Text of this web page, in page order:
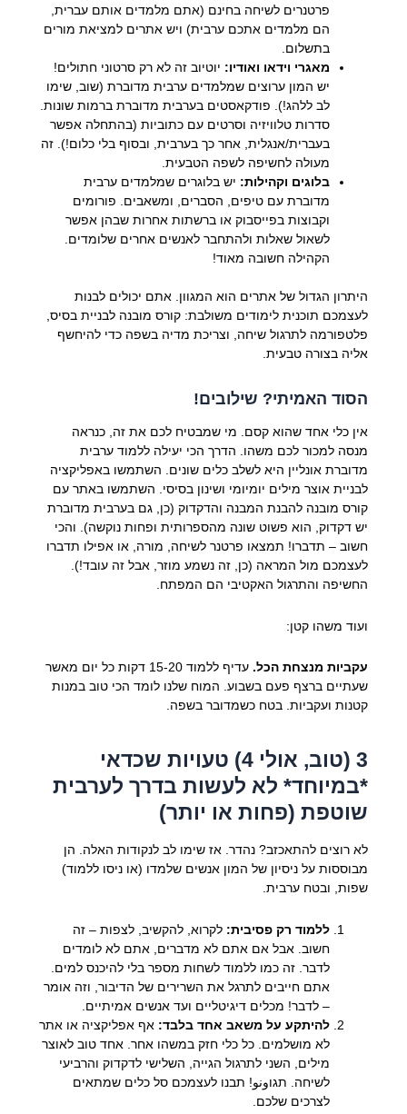
פרטנרים לשיחה בחינם (אתם מלמדים אותם עברית,
הם מלמדים אתכם ערבית) ויש אתרים למציאת מורים
בתשלום.
מאגרי וידאו ואודיו: יוטיוב זה לא רק סרטוני חתולים!
יש המון ערוצים שמלמדים ערבית מדוברת (שוב, שימו
לב ללהג!). פודקאסטים בערבית מדוברת ברמות שונות.
סדרות טלוויזיה וסרטים עם כתוביות (בהתחלה אפשר
בעברית/אנגלית, אחר כך בערבית, ובסוף בלי כלום!). זה
מעולה לחשיפה לשפה הטבעית.
בלוגים וקהילות: יש בלוגרים שמלמדים ערבית
מדוברת עם טיפים, הסברים, ומשאבים. פורומים
וקבוצות בפייסבוק או ברשתות אחרות שבהן אפשר
לשאול שאלות ולהתחבר לאנשים אחרים שלומדים.
הקהילה חשובה מאוד!
היתרון הגדול של אתרים הוא המגוון. אתם יכולים לבנות
לעצמכם תוכנית לימודים משולבת: קורס מובנה לבניית בסיס,
פלטפורמה לתרגול שיחה, וצריכת מדיה בשפה כדי להיחשף
אליה בצורה טבעית.
הסוד האמיתי? שילובים!
אין כלי אחד שהוא קסם. מי שמבטיח לכם את זה, כנראה
מנסה למכור לכם משהו. הדרך הכי יעילה ללמוד ערבית
מדוברת אונליין היא לשלב כלים שונים. השתמשו באפליקציה
לבניית אוצר מילים יומיומי ושינון בסיסי. השתמשו באתר עם
קורס מובנה להבנת המבנה והדקדוק (כן, גם בערבית מדוברת
יש דקדוק, הוא פשוט שונה מהספרותית ופחות נוקשה). והכי
חשוב – תדברו! תמצאו פרטנר לשיחה, מורה, או אפילו תדברו
לעצמכם מול המראה (כן, זה נשמע מוזר, אבל זה עובד!).
החשיפה והתרגול האקטיבי הם המפתח.
ועוד משהו קטן:
עקביות מנצחת הכל.
עדיף ללמוד 15-20 דקות כל יום מאשר
שעתיים ברצף פעם בשבוע. המוח שלנו לומד הכי טוב במנות
קטנות ועקביות. בטח כשמדובר בשפה.
3 (טוב, אולי 4) טעויות שכדאי
*במיוחד* לא לעשות בדרך לערבית
שוטפת (פחות או יותר)
לא רוצים להתאכזב? נהדר. אז שימו לב לנקודות האלה. הן
מבוססות על ניסיון של המון אנשים שלמדו (או ניסו ללמוד)
שפות, ובטח ערבית.
ללמוד רק פסיבית: לקרוא, להקשיב, לצפות – זה
חשוב. אבל אם אתם לא מדברים, אתם לא לומדים
לדבר. זה כמו ללמוד לשחות מספר בלי להיכנס למים.
אתם חייבים לתרגל את השרירים של הדיבור, וזה אומר
– לדבר! מכלים דיגיטליים ועד אנשים אמיתיים.
להיתקע על משאב אחד בלבד: אף אפליקציה או אתר
לא מושלמים. כל כלי חזק במשהו אחר. אחד טוב לאוצר
מילים, השני לתרגול הגייה, השלישי לדקדוק והרביעי
לשיחה. תגוونو! תבנו לעצמכם סל כלים שמתאים
לצרכים שלכם.